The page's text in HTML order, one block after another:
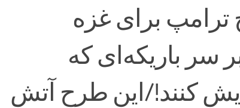
برای غزه
سر باریکه‌ای که
کنند!/این طرح آتش